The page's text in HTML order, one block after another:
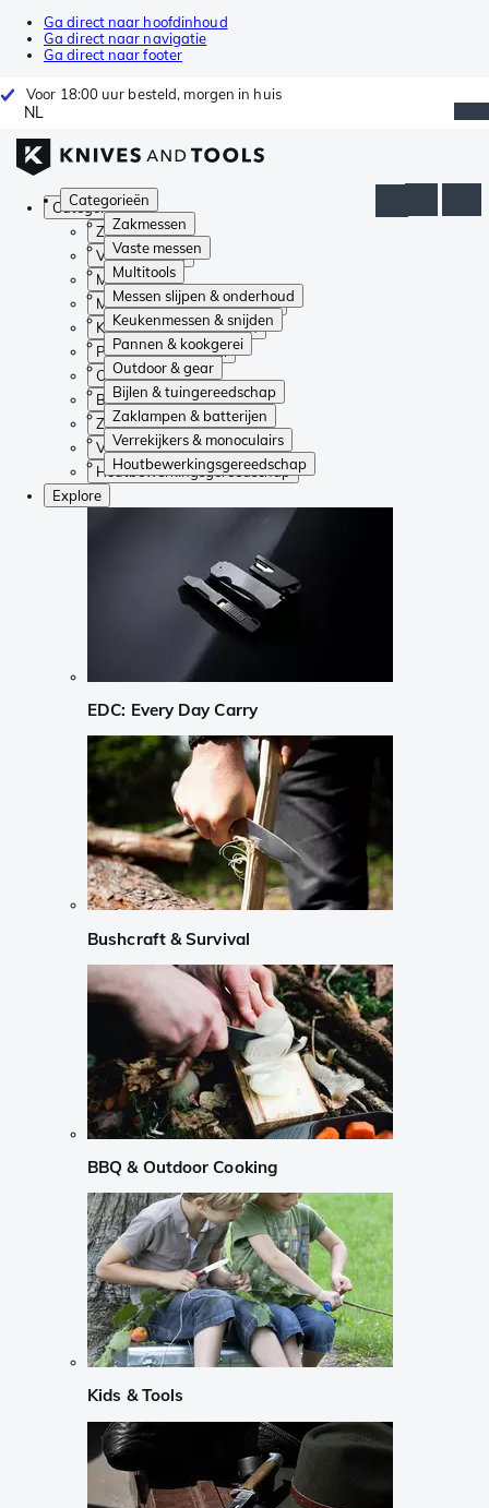
Ga direct naar hoofdinhoud
Ga direct naar navigatie
Ga direct naar footer
Voor 18:00 uur besteld, morgen in huis
NL
Categorieën
Zakmessen
Vaste messen
Multitools
Messen slijpen & onderhoud
Keukenmessen & snijden
Pannen & kookgerei
Outdoor & gear
Bijlen & tuingereedschap
Zaklampen & batterijen
Verrekijkers & monoculairs
Houtbewerkingsgereedschap
Categorieën
Zakmessen
Vaste messen
Multitools
Messen slijpen & onderhoud
Keukenmessen & snijden
Pannen & kookgerei
Outdoor & gear
Bijlen & tuingereedschap
Zaklampen & batterijen
Verrekijkers & monoculairs
Houtbewerkingsgereedschap
Explore
EDC: Every Day Carry
Bushcraft & Survival
BBQ & Outdoor Cooking
Kids & Tools